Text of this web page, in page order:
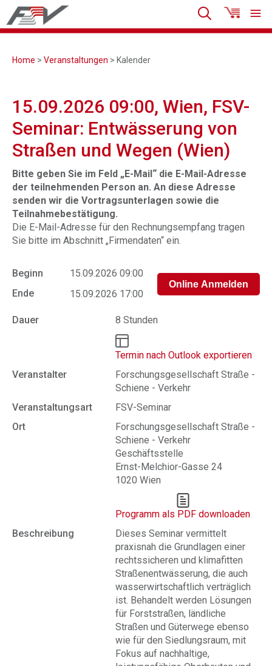
Home > Veranstaltungen > Kalender
15.09.2026 09:00, Wien, FSV-
Seminar: Entwässerung von
Straßen und Wegen (Wien)
Bitte geben Sie im Feld „E-Mail“ die E-Mail-Adresse
der teilnehmenden Person an. An diese Adresse
senden wir die Vortragsunterlagen sowie die
Teilnahmebestätigung.
Die E-Mail-Adresse für den Rechnungsempfang tragen
Sie bitte im Abschnitt „Firmendaten“ ein.
Beginn
15.09.2026 09:00
Ende
15.09.2026 17:00
Dauer 8 Stunden
Termin nach Outlook exportieren
Veranstalter
Forschungsgesellschaft Straße -
Schiene - Verkehr
Veranstaltungsart
FSV-Seminar
Ort
Forschungsgesellschaft Straße -
Schiene - Verkehr
Geschäftsstelle
Ernst-Melchior-Gasse 24
1020 Wien
Programm als PDF downloaden
Beschreibung
Dieses Seminar vermittelt
praxisnah die Grundlagen einer
rechtssicheren und klimafitten
Straßenentwässerung, die auch
wasserwirtschaftlich verträglich
ist. Behandelt werden Lösungen
für Forststraßen, ländliche
Straßen und Güterwege ebenso
wie für den Siedlungsraum, mit
Fokus auf nachhaltige,